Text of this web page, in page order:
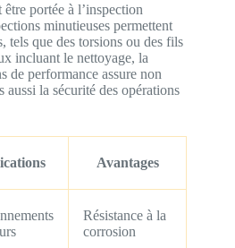
portée à l’inspection
minutieuses permettent
tels que des torsions ou des fils
incluant le nettoyage, la
de performance assure non
la sécurité des opérations
Avantages
Résistance à la
corrosion